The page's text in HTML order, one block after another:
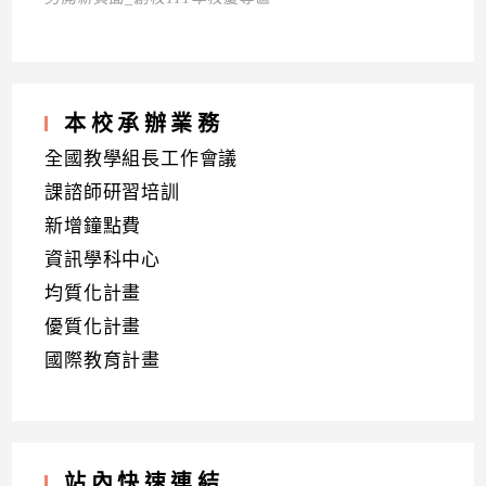
本校承辦業務
全國教學組長工作會議
課諮師研習培訓
新增鐘點費
資訊學科中心
均質化計畫
優質化計畫
國際教育計畫